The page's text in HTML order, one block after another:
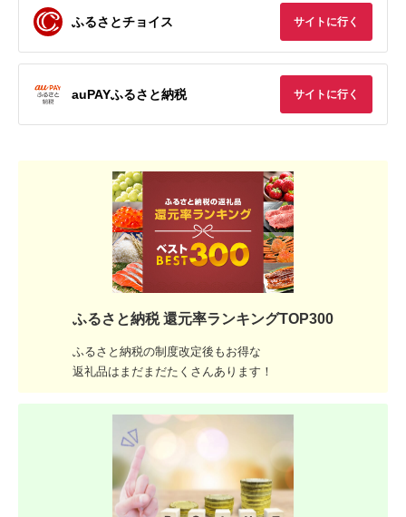
ふるさとチョイス サイトに行く
auPAYふるさと納税 サイトに行く
ふるさと納税 還元率ランキングTOP300
ふるさと納税の制度改定後もお得な
返礼品はまだまだたくさんあります！